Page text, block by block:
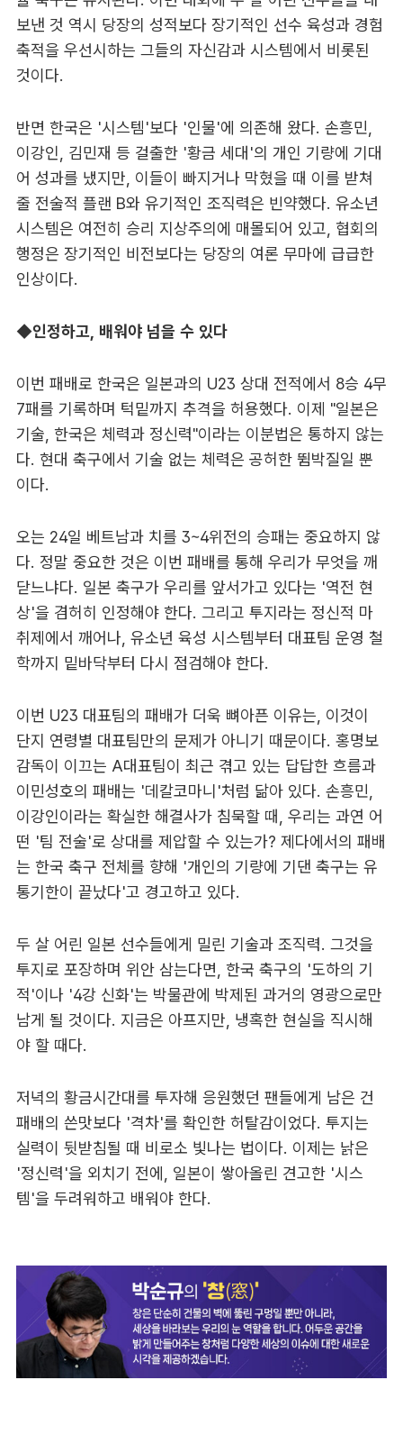
보낸 것 역시 당장의 성적보다 장기적인 선수 육성과 경험
축적을 우선시하는 그들의 자신감과 시스템에서 비롯된
것이다.
반면 한국은 '시스템'보다 '인물'에 의존해 왔다. 손흥민,
이강인, 김민재 등 걸출한 '황금 세대'의 개인 기량에 기대
어 성과를 냈지만, 이들이 빠지거나 막혔을 때 이를 받쳐
줄 전술적 플랜 B와 유기적인 조직력은 빈약했다. 유소년
시스템은 여전히 승리 지상주의에 매몰되어 있고, 협회의
행정은 장기적인 비전보다는 당장의 여론 무마에 급급한
인상이다.
◆인정하고, 배워야 넘을 수 있다
이번 패배로 한국은 일본과의 U23 상대 전적에서 8승 4무
7패를 기록하며 턱밑까지 추격을 허용했다. 이제 "일본은
기술, 한국은 체력과 정신력"이라는 이분법은 통하지 않는
다. 현대 축구에서 기술 없는 체력은 공허한 뜀박질일 뿐
이다.
오는 24일 베트남과 치를 3~4위전의 승패는 중요하지 않
다. 정말 중요한 것은 이번 패배를 통해 우리가 무엇을 깨
닫느냐다. 일본 축구가 우리를 앞서가고 있다는 '역전 현
상'을 겸허히 인정해야 한다. 그리고 투지라는 정신적 마
취제에서 깨어나, 유소년 육성 시스템부터 대표팀 운영 철
학까지 밑바닥부터 다시 점검해야 한다.
이번 U23 대표팀의 패배가 더욱 뼈아픈 이유는, 이것이
단지 연령별 대표팀만의 문제가 아니기 때문이다. 홍명보
감독이 이끄는 A대표팀이 최근 겪고 있는 답답한 흐름과
이민성호의 패배는 '데칼코마니'처럼 닮아 있다. 손흥민,
이강인이라는 확실한 해결사가 침묵할 때, 우리는 과연 어
떤 '팀 전술'로 상대를 제압할 수 있는가? 제다에서의 패배
는 한국 축구 전체를 향해 '개인의 기량에 기댄 축구는 유
통기한이 끝났다'고 경고하고 있다.
두 살 어린 일본 선수들에게 밀린 기술과 조직력. 그것을
투지로 포장하며 위안 삼는다면, 한국 축구의 '도하의 기
적'이나 '4강 신화'는 박물관에 박제된 과거의 영광으로만
남게 될 것이다. 지금은 아프지만, 냉혹한 현실을 직시해
야 할 때다.
저녁의 황금시간대를 투자해 응원했던 팬들에게 남은 건
패배의 쓴맛보다 '격차'를 확인한 허탈감이었다. 투지는
실력이 뒷받침될 때 비로소 빛나는 법이다. 이제는 낡은
'정신력'을 외치기 전에, 일본이 쌓아올린 견고한 '시스
템'을 두려워하고 배워야 한다.